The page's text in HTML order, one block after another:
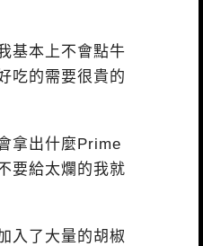
基本上不會點牛
吃的需要很貴的
拿出什麼Prime
要給太爛的我就
入了大量的胡椒